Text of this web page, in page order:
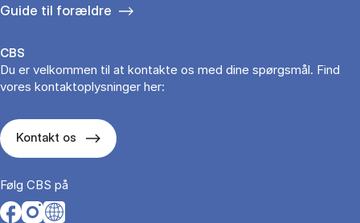
Guide til forældre
CBS
Du er velkommen til at kontakte os med dine spørgsmål. Find
vores kontaktoplysninger her:
Kontakt os
Følg CBS på
Opens in a new tab
Opens in a new tab
Opens in a new tab